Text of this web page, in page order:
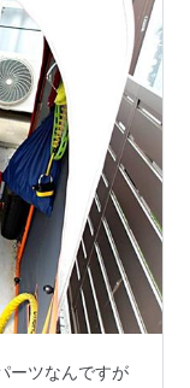
ーツなんですが